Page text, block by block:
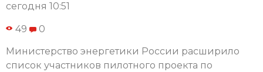
сегодня 10:51
49 0
Министерство энергетики России расширило
список участников пилотного проекта по